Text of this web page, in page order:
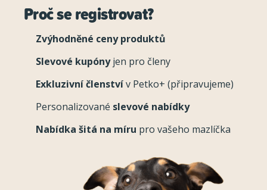
Proč se registrovat?
Zvýhodněné ceny produktů
Slevové kupónyjen pro členy
Exkluzivní členstvív Petko+ (připravujeme)
Personalizované slevové nabídky
Nabídka šitá na míru pro vašeho mazlíčka